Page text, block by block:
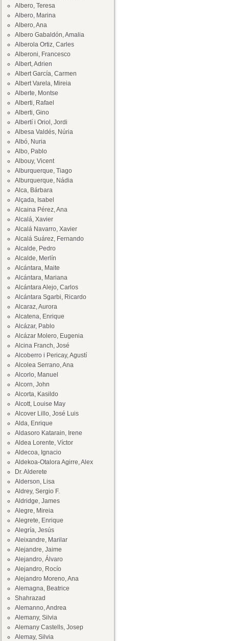
Albero, Teresa
Albero, Marina
Albero, Ana
Albero Gabaldón, Amalia
Alberola Ortiz, Carles
Alberoni, Francesco
Albert, Adrien
Albert García, Carmen
Albert Varela, Mireia
Alberte, Montse
Alberti, Rafael
Alberti, Gino
Albertí i Oriol, Jordi
Albesa Valdés, Núria
Albó, Nuria
Albo, Pablo
Albouy, Vicent
Alburquerque, Tiago
Alburquerque, Nádia
Alca, Bárbara
Alçada, Isabel
Alcaina Pérez, Ana
Alcalá, Xavier
Alcalá Navarro, Xavier
Alcalá Suárez, Fernando
Alcalde, Pedro
Alcalde, Merlín
Alcántara, Maite
Alcántara, Mariana
Alcántara Alejo, Carlos
Alcántara Sgarbi, Ricardo
Alcaraz, Aurora
Alcatena, Enrique
Alcázar, Pablo
Alcázar Molero, Eugenia
Alcina Franch, José
Alcoberro i Pericay, Agustí
Alcolea Serrano, Ana
Alcorlo, Manuel
Alcorn, John
Alcorta, Kasildo
Alcott, Louise May
Alcover Lillo, José Luis
Alda, Enrique
Aldasoro Katarain, Irene
Aldea Lorente, Víctor
Aldecoa, Ignacio
Aldekoa-Otalora Agirre, Alex
Dr. Alderete
Alderson, Lisa
Aldrey, Sergio F.
Aldridge, James
Alegre, Mireia
Alegrete, Enrique
Alegría, Jesús
Aleixandre, Marilar
Alejandre, Jaime
Alejandro, Álvaro
Alejandro, Rocío
Alejandro Moreno, Ana
Alemagna, Beatrice
Shahrazad
Alemanno, Andrea
Alemany, Silvia
Alemany Castells, Josep
Alemay, Silvia